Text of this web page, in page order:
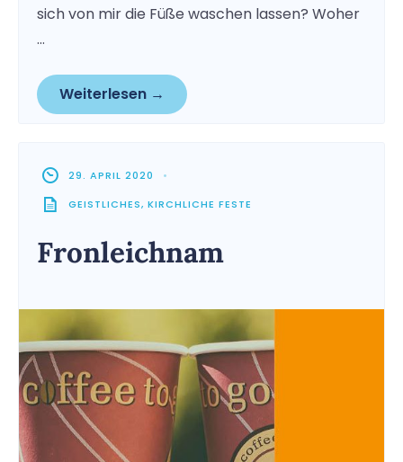
sich von mir die Füße waschen lassen? Woher
…
Weiterlesen →
29. APRIL 2020
•
GEISTLICHES, KIRCHLICHE FESTE
Fronleichnam